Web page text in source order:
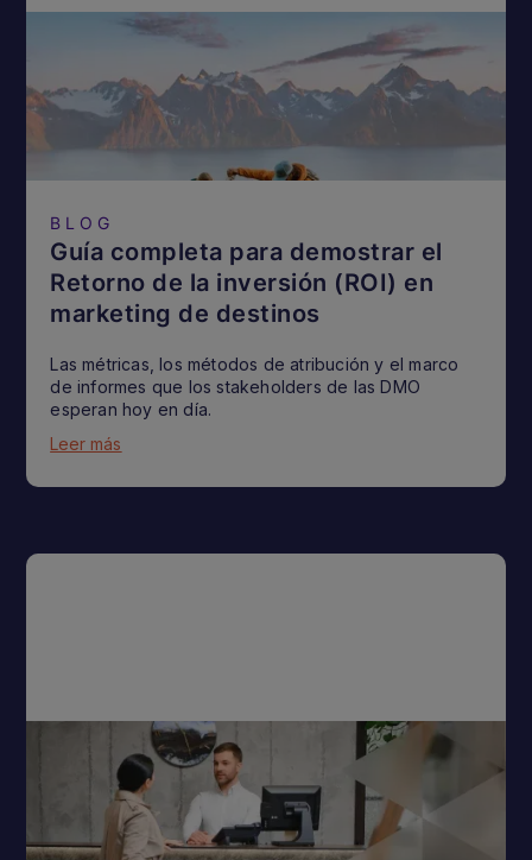
BLOG
Guía completa para demostrar el
Retorno de la inversión (ROI) en
marketing de destinos
Las métricas, los métodos de atribución y el marco
de informes que los stakeholders de las DMO
esperan hoy en día.
Leer más